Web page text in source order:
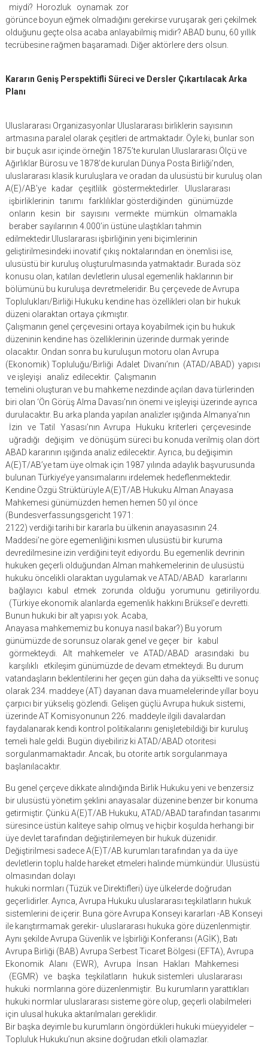
miydi? Horozluk oynamak zor
görünce boyun eğmek olmadığını gerekirse vuruşarak geri çekilmek
olduğunu geçte olsa acaba anlayabilmiş midir? ABAD bunu, 60 yıllık
tecrübesine rağmen başaramadı. Diğer aktörlere ders olsun.
Kararın Geniş Perspektifli Süreci ve Dersler Çıkartılacak Arka
Planı
Uluslararası Organizasyonlar Uluslararası birliklerin sayısının
artmasına paralel olarak çeşitleri de artmaktadır. Öyle ki, bunlar son
bir buçuk asır içinde örneğin 1875’te kurulan Uluslararası Ölçü ve
Ağırlıklar Bürosu ve 1878’de kurulan Dünya Posta Birliği’nden,
uluslararası klasik kuruluşlara ve oradan da ulusüstü bir kuruluş olan
A(E)/AB’ye kadar çeşitlilik göstermektedirler. Uluslararası
işbirliklerinin tanımı farklılıklar gösterdiğinden günümüzde
onların kesin bir sayısını vermekte mümkün olmamakla
beraber sayılarının 4.000’in üstüne ulaştıkları tahmin
edilmektedir.Uluslararası işbirliğinin yeni biçimlerinin
geliştirilmesindeki inovatif çıkış noktalarından en önemlisi ise,
ulusüstü bir kuruluş oluşturulmasında yatmaktadır. Burada söz
konusu olan, katılan devletlerin ulusal egemenlik haklarının bir
bölümünü bu kuruluşa devretmeleridir. Bu çerçevede de Avrupa
Toplulukları/Birliği Hukuku kendine has özellikleri olan bir hukuk
düzeni olaraktan ortaya çıkmıştır.
Çalışmanın genel çerçevesini ortaya koyabilmek için bu hukuk
düzeninin kendine has özelliklerinin üzerinde durmak yerinde
olacaktır. Ondan sonra bu kuruluşun motoru olan Avrupa
(Ekonomik) Topluluğu/Birliği Adalet Divanı’nın (ATAD/ABAD) yapısı
ve işleyişi analiz edilecektir. Çalışmanın
temelini oluşturan ve bu mahkeme nezdinde açılan dava türlerinden
biri olan ‘Ön Görüş Alma Davası’nın önemi ve işleyişi üzerinde ayrıca
durulacaktır. Bu arka planda yapılan analizler ışığında Almanya’nın
İzin ve Tatil Yasası’nın Avrupa Hukuku kriterleri çerçevesinde
uğradığı değişim ve dönüşüm süreci bu konuda verilmiş olan dört
ABAD kararının ışığında analiz edilecektir. Ayrıca, bu değişimin
A(E)T/AB’ye tam üye olmak için 1987 yılında adaylık başvurusunda
bulunan Türkiye’ye yansımalarını irdelemek hedeflenmektedir.
Kendine Özgü Strüktürüyle A(E)T/AB Hukuku Alman Anayasa
Mahkemesi günümüzden hemen hemen 50 yıl önce
(Bundesverfassungsgericht 1971:
2122) verdiği tarihi bir kararla bu ülkenin anayasasının 24.
Maddesi’ne göre egemenliğini kısmen ulusüstü bir kuruma
devredilmesine izin verdiğini teyit ediyordu. Bu egemenlik devrinin
hukuken geçerli olduğundan Alman mahkemelerinin de ulusüstü
hukuku öncelikli olaraktan uygulamak ve ATAD/ABAD kararlarını
bağlayıcı kabul etmek zorunda olduğu yorumunu getiriliyordu.
(Türkiye ekonomik alanlarda egemenlik hakkını Brüksel’e devretti.
Bunun hukuki bir alt yapısı yok. Acaba,
Anayasa mahkememiz bu konuya nasıl bakar?) Bu yorum
günümüzde de sorunsuz olarak genel ve geçer bir kabul
görmekteydi. Alt mahkemeler ve ATAD/ABAD arasındaki bu
karşılıklı etkileşim günümüzde de devam etmekteydi. Bu durum
vatandaşların beklentilerini her geçen gün daha da yükseltti ve sonuç
olarak 234. maddeye (AT) dayanan dava muamelelerinde yıllar boyu
çarpıcı bir yükseliş gözlendi. Gelişen güçlü Avrupa hukuk sistemi,
üzerinde AT Komisyonunun 226. maddeyle ilgili davalardan
faydalanarak kendi kontrol politikalarını genişletebildiği bir kuruluş
temeli hale geldi. Bugün diyebiliriz ki ATAD/ABAD otoritesi
sorgulanmamaktadır. Ancak, bu otorite artık sorgulanmaya
başlanılacaktır.
Bu genel çerçeve dikkate alındığında Birlik Hukuku yeni ve benzersiz
bir ulusüstü yönetim şeklini anayasalar düzenine benzer bir konuma
getirmiştir. Çünkü A(E)T/AB Hukuku, ATAD/ABAD tarafından tasarımı
süresince üstün kaliteye sahip olmuş ve hiçbir koşulda herhangi bir
üye devlet tarafından değiştirilemeyen bir hukuk düzenidir.
Değiştirilmesi sadece A(E)T/AB kurumları tarafından ya da üye
devletlerin toplu halde hareket etmeleri halinde mümkündür. Ulusüstü
olmasından dolayı
hukuki normları (Tüzük ve Direktifleri) üye ülkelerde doğrudan
geçerlidirler. Ayrıca, Avrupa Hukuku uluslararası teşkilatların hukuk
sistemlerini de içerir. Buna göre Avrupa Konseyi kararları -AB Konseyi
ile karıştırmamak gerekir- uluslararası hukuka göre düzenlenmiştir.
Aynı şekilde Avrupa Güvenlik ve İşbirliği Konferansı (AGİK), Batı
Avrupa Birliği (BAB) Avrupa Serbest Ticaret Bölgesi (EFTA), Avrupa
Ekonomik Alanı (EWR), Avrupa İnsan Hakları Mahkemesi
(EGMR) ve başka teşkilatların hukuk sistemleri uluslararası
hukuki normlarına göre düzenlenmiştir. Bu kurumların yarattıkları
hukuki normlar uluslararası sisteme göre olup, geçerli olabilmeleri
için ulusal hukuka aktarılmaları gereklidir.
Bir başka deyimle bu kurumların öngördükleri hukuki müeyyideler –
Topluluk Hukuku’nun aksine doğrudan etkili olamazlar.